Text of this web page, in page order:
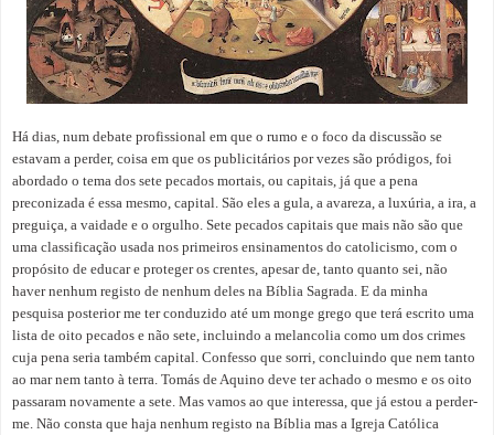
Há dias, num debate profissional em que o rumo e o foco da discussão se
estavam a perder, coisa em que os publicitários por vezes são pródigos, foi
abordado o tema dos sete pecados mortais, ou capitais, já que a pena
preconizada é essa mesmo, capital. São eles a gula, a avareza, a luxúria, a ira, a
preguiça, a vaidade e o orgulho. Sete pecados capitais que mais não são que
uma classificação usada nos primeiros ensinamentos do catolicismo, com o
propósito de educar e proteger os crentes, apesar de, tanto quanto sei, não
haver nenhum registo de nenhum deles na Bíblia Sagrada. E da minha
pesquisa posterior me ter conduzido até um monge grego que terá escrito uma
lista de oito pecados e não sete, incluindo a melancolia como um dos crimes
cuja pena seria também capital. Confesso que sorri, concluindo que nem tanto
ao mar nem tanto à terra. Tomás de Aquino deve ter achado o mesmo e os oito
passaram novamente a sete. Mas vamos ao que interessa, que já estou a perder-
me. Não consta que haja nenhum registo na Bíblia mas a Igreja Católica